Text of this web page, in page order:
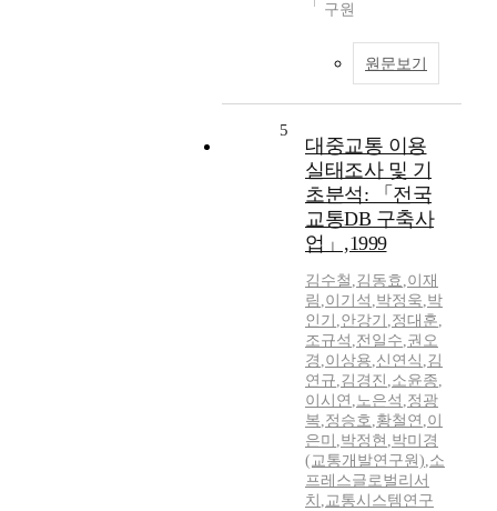
구원
원문보기
5
대중교통 이용
실태조사 및 기
초분석: 「전국
교통DB 구축사
업」,1999
김수철 ,김동효 ,이재
림 ,이기석 ,박정욱,박
인기 ,안강기 ,정대훈,
조규석 ,전일수,권오
경 ,이상용,신연식 ,김
연규,김경진 ,소윤종,
이시연 ,노은석 ,정광
복,정승호,황철연 ,이
은미 ,박정현 ,박미경
(교통개발연구원),소
프레스글로벌리서
치 ,교통시스템연구